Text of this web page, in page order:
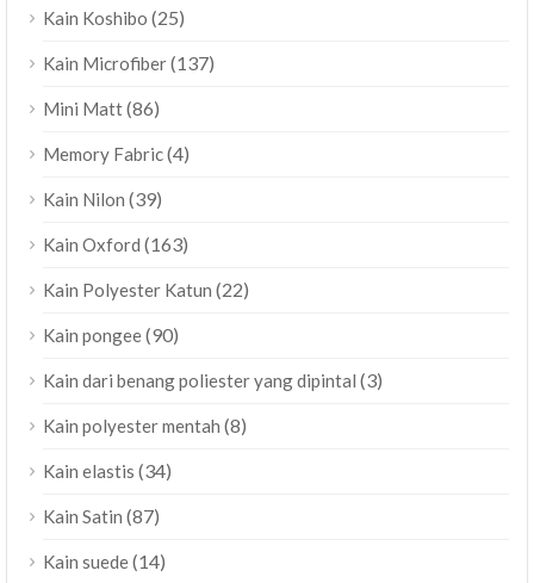
Kain Koshibo (25)
Kain Microfiber(137)
Mini Matt(86)
Memory Fabric(4)
Kain Nilon (39)
Kain Oxford (163)
Kain Polyester Katun (22)
Kain pongee(90)
Kain dari benang poliester yang dipintal (3)
Kain polyester mentah (8)
Kain elastis (34)
Kain Satin (87)
Kain suede(14)